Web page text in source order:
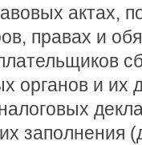
актах,
правах и
органов и их
заполнения